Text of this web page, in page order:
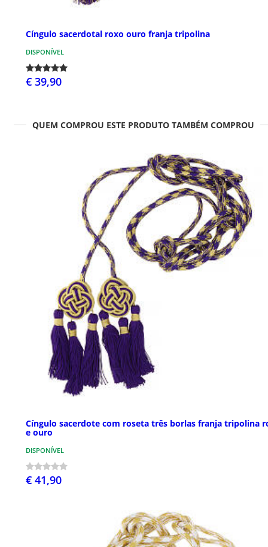
Cíngulo sacerdotal roxo ouro franja tripolina
DISPONÍVEL
€ 39,90
QUEM COMPROU ESTE PRODUTO TAMBÉM COMPROU
Cíngulo sacerdote com roseta três borlas franja tripolina
e ouro
DISPONÍVEL
€ 41,90